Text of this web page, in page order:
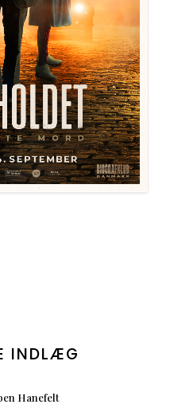
INDLÆG
Hanefelt